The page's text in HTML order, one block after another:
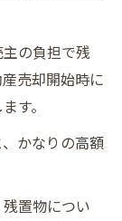
の負担で残
売却開始時に
す。
かなりの高額
置物につい